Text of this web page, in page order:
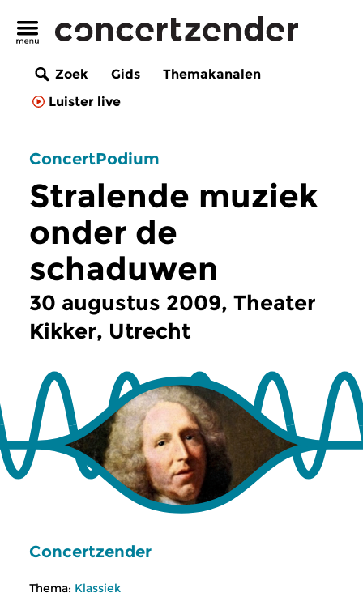
Zoek Gids
Themakanalen
Luister live
ConcertPodium
Stralende muziek
onder de
schaduwen
30 augustus 2009, Theater
Kikker, Utrecht
Concertzender
Thema: Klassiek